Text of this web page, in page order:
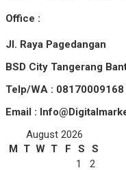
Office :
Jl. Raya Pagedangan
BSD City Tangerang
Telp/WA : 08170009168
Email :
August 2026
M
T W T F S
S
1
2